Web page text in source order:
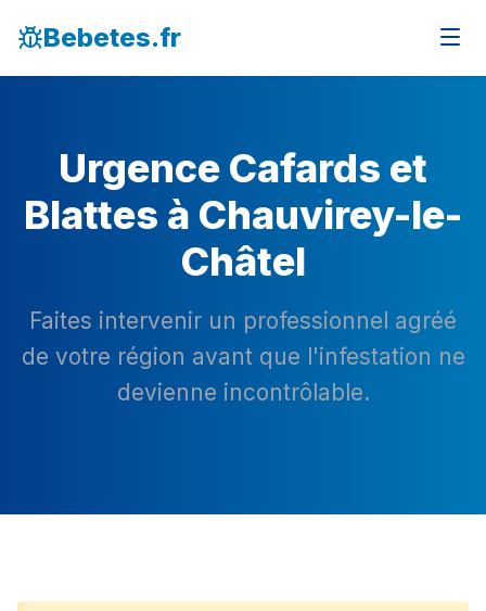
Bebetes.fr
Urgence Cafards et
Blattes à Chauvirey-le-
Châtel
Faites intervenir un professionnel agréé
de votre région avant que l'infestation ne
devienne incontrôlable.